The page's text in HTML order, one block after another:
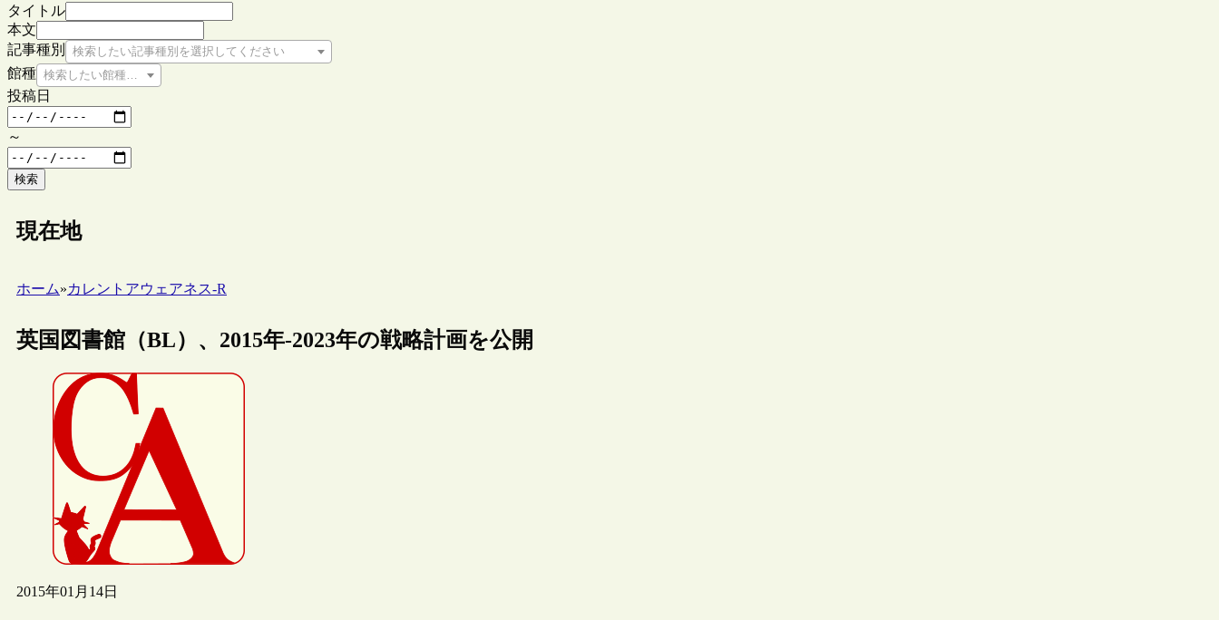
タイトル
本文
記事種別
検索したい記事種別を選択してください
館種 検索したい館種を選択してください
投稿日
～
検索
現在地
ホーム»カレントアウェアネス-R
英国図書館（BL）、2015年-2023年の戦略計画を公開
2015年01月14日